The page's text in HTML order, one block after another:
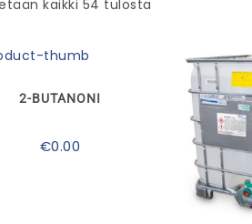
kaikki 54 tulosta
2-BUTANONI
€0.00